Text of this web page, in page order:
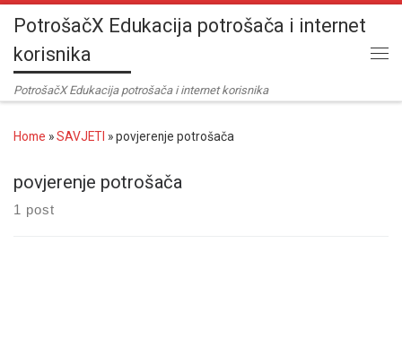
Skip to content
PotrošačX Edukacija potrošača i internet
korisnika
PotrošačX Edukacija potrošača i internet korisnika
Home »SAVJETI »povjerenje potrošača
povjerenje potrošača
1 post